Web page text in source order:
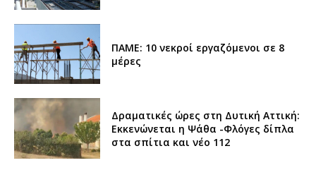
ΠΑΜΕ: 10 νεκροί εργαζόμενοι σε 8
μέρες
Δραματικές ώρες στη Δυτική Αττική:
Εκκενώνεται η Ψάθα -Φλόγες δίπλα
στα σπίτια και νέο 112